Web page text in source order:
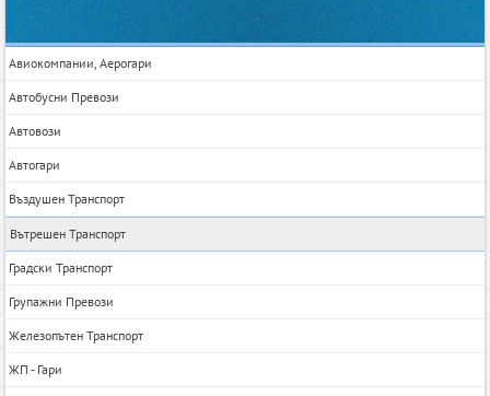
Авиокомпании, Аерогари
Автобусни Превози
Автовози
Автогари
Въздушен Транспорт
Вътрешен Транспорт
Градски Транспорт
Групажни Превози
Железопътен Транспорт
ЖП - Гари